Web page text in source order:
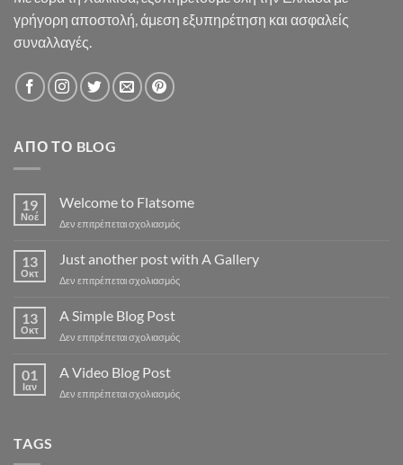
γρήγορη αποστολή, άμεση εξυπηρέτηση και ασφαλείς
συναλλαγές.
ΑΠΌ ΤΟ BLOG
19
Νοέ
Welcome to Flatsome
Δεν επιτρέπεται σχολιασμόςστο
to
Flatsome
13
Οκτ
Just another post with A Gallery
Δεν επιτρέπεται σχολιασμόςστο
with
13
Οκτ
A Simple Blog Post
Δεν επιτρέπεται σχολιασμόςστο
Post
01
Ιαν
A Video Blog Post
Δεν επιτρέπεται σχολιασμόςστο
TAGS